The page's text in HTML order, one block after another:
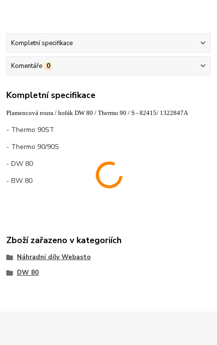
Kompletní specifikace
Komentáře 0
Kompletní specifikace
Plamencová roura / hořák DW 80 / Thermo 90 / S - 82415/ 1322847A
- Thermo 90ST
- Thermo 90/90S
- DW 80
- BW 80
Zboží zařazeno v kategoriích
Náhradní díly Webasto
DW 80